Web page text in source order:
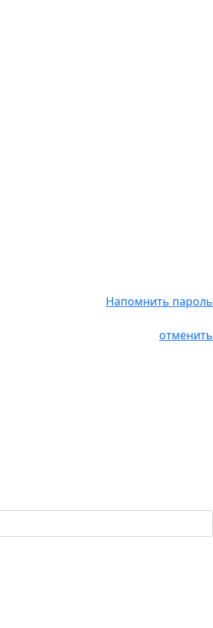
Напомнить пароль
отменить